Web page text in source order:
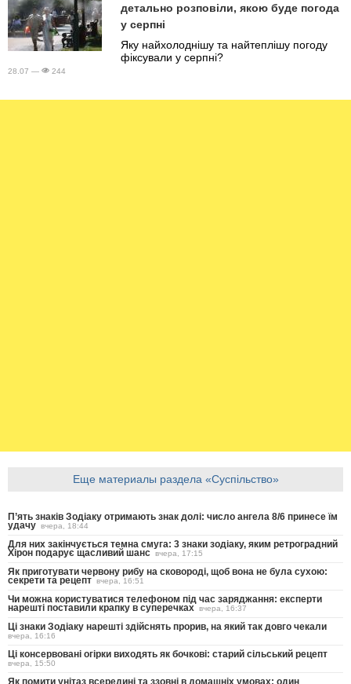
детально розповіли, якою буде погода
у серпні
Яку найхолоднішу та найтеплішу погоду
фіксували у серпні?
28.07 — 244
Еще материалы раздела «Суспільство»
П’ять знаків Зодіаку отримають знак долі: число ангела 8/6 принесе їм
удачу вчера, 18:44
Для них закінчується темна смуга: 3 знаки зодіаку, яким ретроградний
Хірон подарує щасливий шанс вчера, 17:15
Як приготувати червону рибу на сковороді, щоб вона не була сухою:
секрети та рецепт вчера, 16:51
Чи можна користуватися телефоном під час заряджання: експерти
нарешті поставили крапку в суперечках вчера, 16:37
Ці знаки Зодіаку нарешті здійснять прорив, на який так довго чекали
вчера, 16:16
Ці консервовані огірки виходять як бочкові: старий сільський рецепт
вчера, 15:50
Як помити унітаз всередині та ззовні в домашніх умовах: один